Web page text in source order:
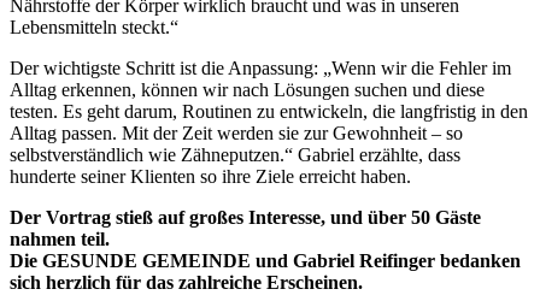
Nährstoffe der Körper wirklich braucht und was in unseren
Lebensmitteln steckt.“
Der wichtigste Schritt ist die Anpassung: „Wenn wir die Fehler im
Alltag erkennen, können wir nach Lösungen suchen und diese
testen. Es geht darum, Routinen zu entwickeln, die langfristig in den
Alltag passen. Mit der Zeit werden sie zur Gewohnheit – so
selbstverständlich wie Zähneputzen.“ Gabriel erzählte, dass
hunderte seiner Klienten so ihre Ziele erreicht haben.
Der Vortrag stieß auf großes Interesse, und über 50 Gäste
nahmen teil.
Die GESUNDE GEMEINDE und Gabriel Reifinger bedanken
sich herzlich für das zahlreiche Erscheinen.